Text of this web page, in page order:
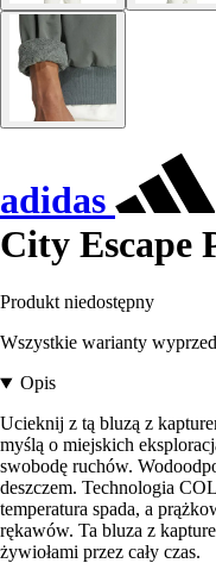
adidas
City Escape
Produkt niedostępny
Wszystkie warianty
Opis
Ucieknij z tą bluzą z
myślą o miejskich
swobodę ruchów.
deszczem. Technologia
temperatura spada, a
rękawów. Ta bluza z
żywiołami przez cały czas.